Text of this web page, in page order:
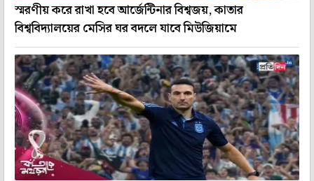
স্মরণীয় করে রাখা হবে আর্জেন্টিনার বিশ্বজয়, কাতার
বিশ্ববিদ্যালয়ের মেসির ঘর বদলে যাবে মিউজিয়ামে